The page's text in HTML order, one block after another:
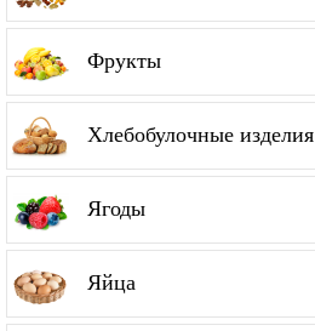
Фрукты
Хлебобулочные изделия
Ягоды
Яйца